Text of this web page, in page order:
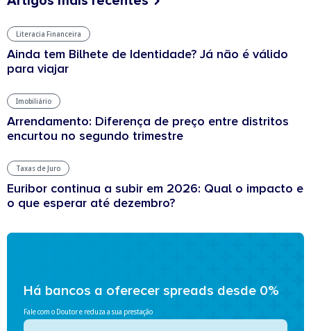
Literacia Financeira
Ainda tem Bilhete de Identidade? Já não é válido
para viajar
Imobiliário
Arrendamento: Diferença de preço entre distritos
encurtou no segundo trimestre
Taxas de Juro
Euribor continua a subir em 2026: Qual o impacto e
o que esperar até dezembro?
Há bancos a oferecer spreads desde 0%
Fale com o Doutor e reduza a sua prestação